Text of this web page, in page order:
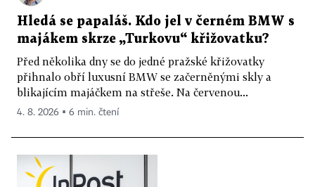
Hledá se papaláš. Kdo jel v černém BMW s
majákem skrze „Turkovu“ křižovatku?
Před několika dny se do jedné pražské křižovatky
přihnalo obří luxusní BMW se začerněnými skly a
blikajícím majáčkem na střeše. Na červenou...
4. 8. 2026 ▪ 6 min. čtení